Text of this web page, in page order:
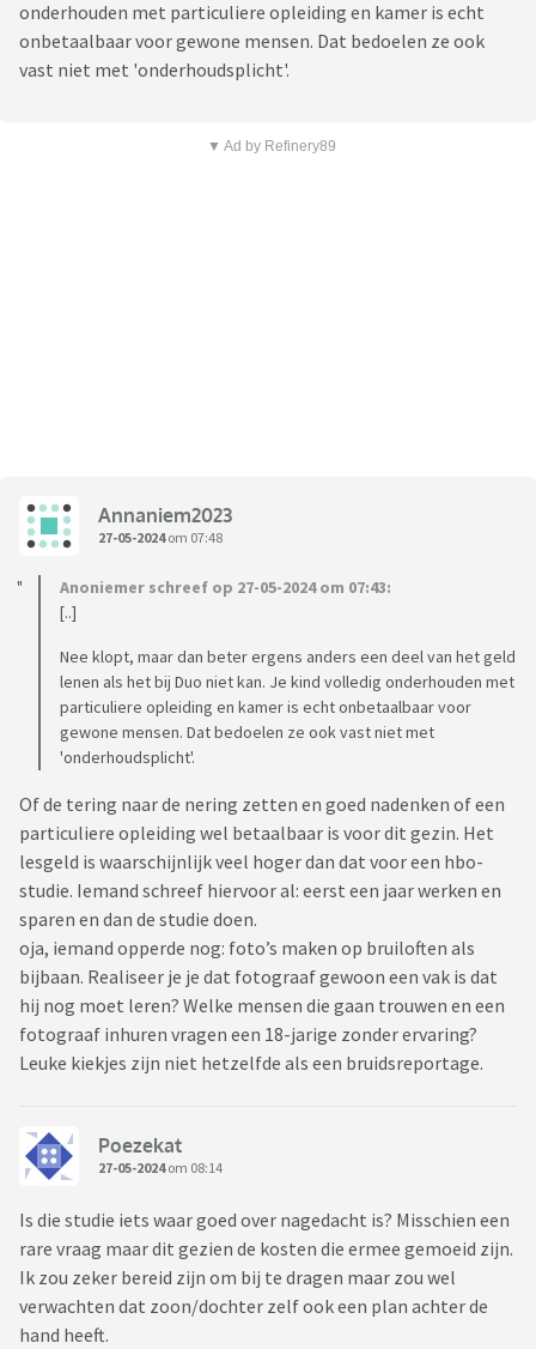
onderhouden met particuliere opleiding en kamer is echt
onbetaalbaar voor gewone mensen. Dat bedoelen ze ook
vast niet met 'onderhoudsplicht'.
▼ Ad by Refinery89
Annaniem2023
27-05-2024om 07:48
Anoniemer schreef op 27-05-2024 om 07:43:
[..]
Nee klopt, maar dan beter ergens anders een deel van het geld
lenen als het bij Duo niet kan. Je kind volledig onderhouden met
particuliere opleiding en kamer is echt onbetaalbaar voor
gewone mensen. Dat bedoelen ze ook vast niet met
'onderhoudsplicht'.
Of de tering naar de nering zetten en goed nadenken of een
particuliere opleiding wel betaalbaar is voor dit gezin. Het
lesgeld is waarschijnlijk veel hoger dan dat voor een hbo-
studie. Iemand schreef hiervoor al: eerst een jaar werken en
sparen en dan de studie doen.
oja, iemand opperde nog: foto’s maken op bruiloften als
bijbaan. Realiseer je je dat fotograaf gewoon een vak is dat
hij nog moet leren? Welke mensen die gaan trouwen en een
fotograaf inhuren vragen een 18-jarige zonder ervaring?
Leuke kiekjes zijn niet hetzelfde als een bruidsreportage.
Poezekat
27-05-2024om 08:14
Is die studie iets waar goed over nagedacht is? Misschien een
rare vraag maar dit gezien de kosten die ermee gemoeid zijn.
Ik zou zeker bereid zijn om bij te dragen maar zou wel
verwachten dat zoon/dochter zelf ook een plan achter de
hand heeft.